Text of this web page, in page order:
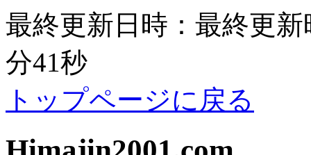
最終更新日時：最終更新
分41秒
トップページに戻る